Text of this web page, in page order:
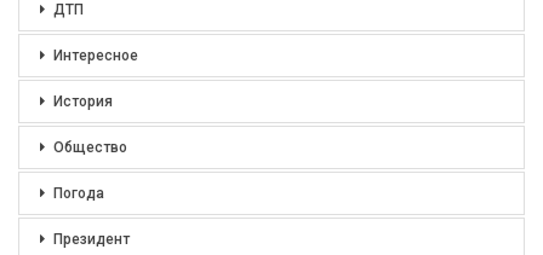
ДТП
Интересное
История
Общество
Погода
Президент